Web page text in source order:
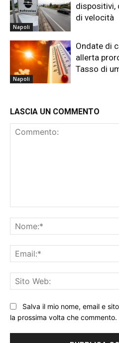
Napoli
dispositivi,
di velocità
Napoli
Ondate di
allerta
Tasso di
LASCIA UN COMMENTO
Salva il mio nome, email e
la prossima volta che commento.